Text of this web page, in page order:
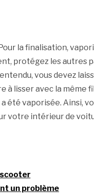
la finalisation,
protégez les autres
vous devez
à lisser avec la même
été vaporisée. Ainsi,
votre intérieur de
un problème